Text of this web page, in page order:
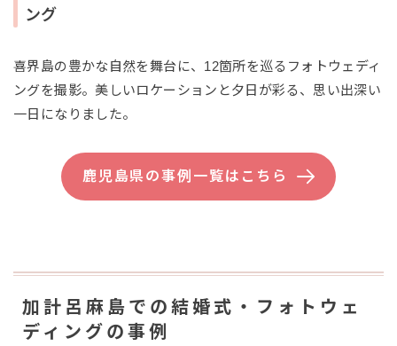
ング
喜界島の豊かな自然を舞台に、12箇所を巡るフォトウェディ
ングを撮影。美しいロケーションと夕日が彩る、思い出深い
一日になりました。
鹿児島県の事例一覧はこちら
加計呂麻島での結婚式・フォトウェ
ディングの事例